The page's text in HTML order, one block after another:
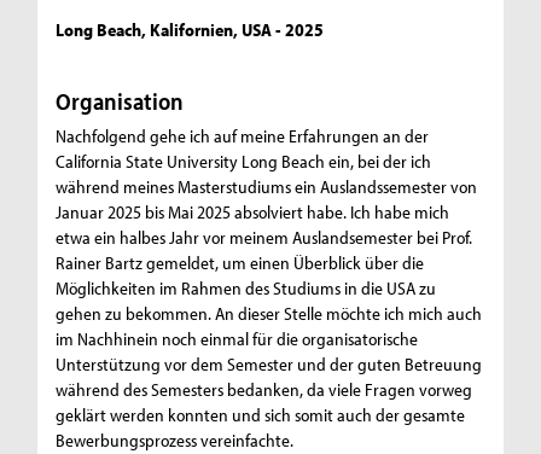
Long Beach, Kalifornien, USA - 2025
Organisation
Nachfolgend gehe ich auf meine Erfahrungen an der
California State University Long Beach ein, bei der ich
während meines Masterstudiums ein Auslandssemester von
Januar 2025 bis Mai 2025 absolviert habe. Ich habe mich
etwa ein halbes Jahr vor meinem Auslandsemester bei Prof.
Rainer Bartz gemeldet, um einen Überblick über die
Möglichkeiten im Rahmen des Studiums in die USA zu
gehen zu bekommen. An dieser Stelle möchte ich mich auch
im Nachhinein noch einmal für die organisatorische
Unterstützung vor dem Semester und der guten Betreuung
während des Semesters bedanken, da viele Fragen vorweg
geklärt werden konnten und sich somit auch der gesamte
Bewerbungsprozess vereinfachte.